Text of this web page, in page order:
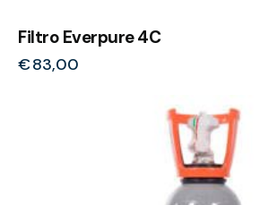
Filtro Everpure 4C
€83,00